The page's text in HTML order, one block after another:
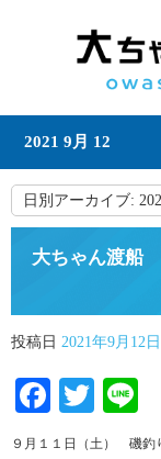
2021 9月 12
日別アーカイブ:
大ちゃん渡
投稿日 2021年9月12日
９月１１日（土） 磯釣